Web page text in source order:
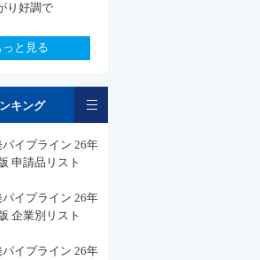
り好調で
っと見る
キング
パイプライン 26年
申請品リスト
パイプライン 26年
企業別リスト
パイプライン 26年